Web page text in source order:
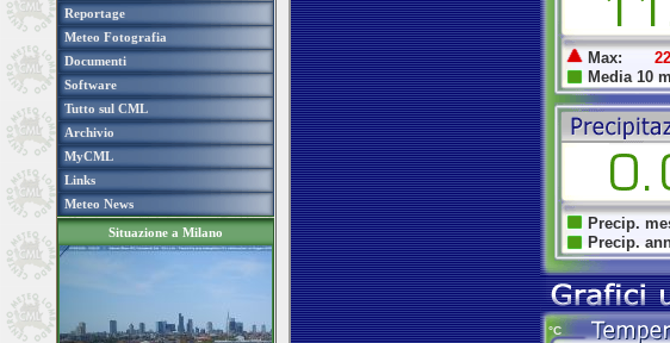
Reportage
Meteo Fotografia
Documenti
Software
Tutto sul CML
Archivio
MyCML
Links
Meteo News
Situazione a Milano